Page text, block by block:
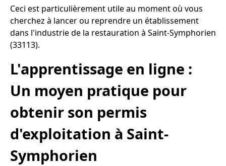
Ceci est particulièrement utile au moment où vous
cherchez à lancer ou reprendre un établissement
dans l'industrie de la restauration à Saint-Symphorien
(33113).
L'apprentissage en ligne :
Un moyen pratique pour
obtenir son permis
d'exploitation à Saint-
Symphorien